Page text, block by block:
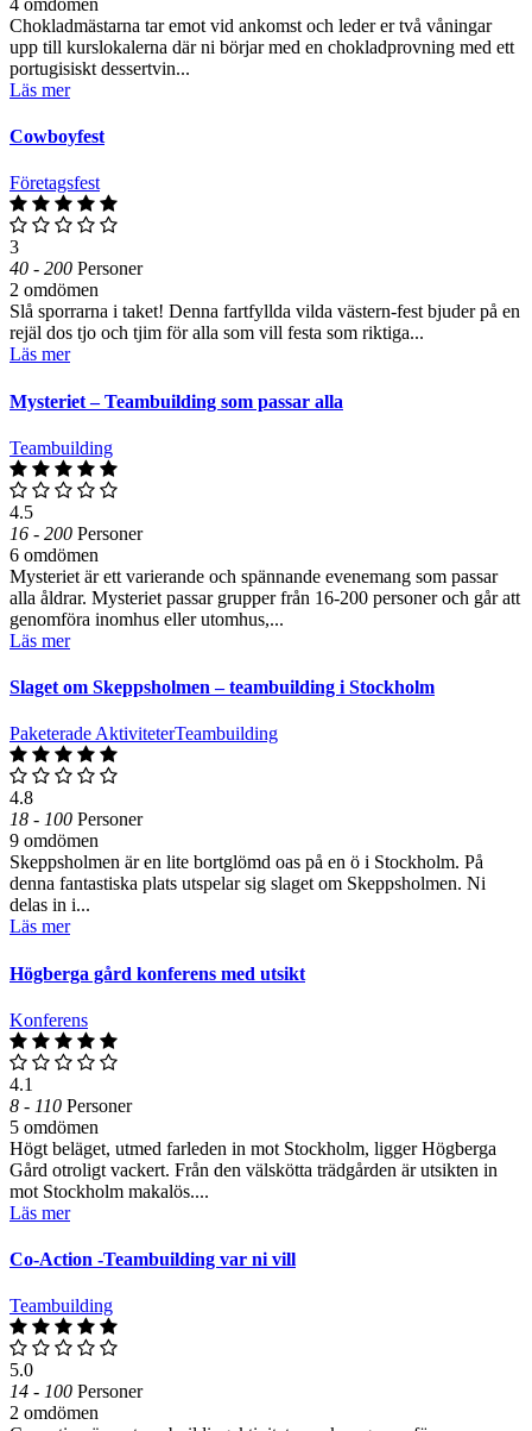
Chokladmästarna tar emot vid ankomst och leder er två våningar
upp till kurslokalerna där ni börjar med en chokladprovning med ett
portugisiskt dessertvin...
Läs mer
Cowboyfest
Företagsfest
3
40 - 200 Personer
2 omdömen
Slå sporrarna i taket! Denna fartfyllda vilda västern-fest bjuder på en
rejäl dos tjo och tjim för alla som vill festa som riktiga...
Läs mer
Mysteriet – Teambuilding som passar alla
Teambuilding
4.5
16 - 200 Personer
6 omdömen
Mysteriet är ett varierande och spännande evenemang som passar
alla åldrar. Mysteriet passar grupper från 16-200 personer och går att
genomföra inomhus eller utomhus,...
Läs mer
Slaget om Skeppsholmen – teambuilding i Stockholm
Paketerade AktiviteterTeambuilding
4.8
18 - 100 Personer
9 omdömen
Skeppsholmen är en lite bortglömd oas på en ö i Stockholm. På
denna fantastiska plats utspelar sig slaget om Skeppsholmen. Ni
delas in i...
Läs mer
Högberga gård konferens med utsikt
Konferens
4.1
8 - 110 Personer
5 omdömen
Högt beläget, utmed farleden in mot Stockholm, ligger Högberga
Gård otroligt vackert. Från den välskötta trädgården är utsikten in
mot Stockholm makalös....
Läs mer
Co-Action -Teambuilding var ni vill
Teambuilding
5.0
14 - 100 Personer
2 omdömen